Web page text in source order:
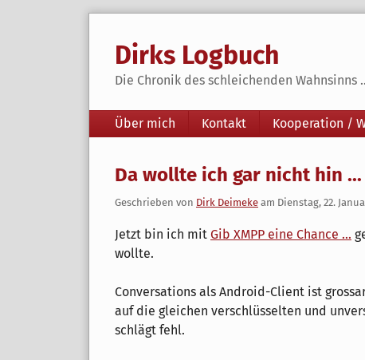
Dirks Logbuch
Die Chronik des schleichenden Wahnsinns
Navigation
Über mich Kontakt Kooperation /
Da wollte ich gar nicht hin ...
Geschrieben von Dirk Deimeke am Dienstag, 22.
Jetzt bin ich mit Gib XMPP eine Chance ...
wollte.
Conversations als Android-Client ist
auf die gleichen verschlüsselten und
schlägt fehl.